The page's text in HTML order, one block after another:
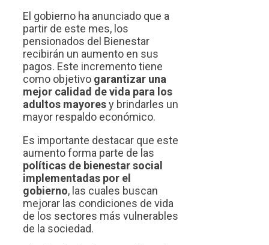
El gobierno ha anunciado que a
partir de este mes, los
pensionados del Bienestar
recibirán un aumento en sus
pagos. Este incremento tiene
como objetivo garantizar una
mejor calidad de vida para los
adultos mayoresy brindarles un
mayor respaldo económico.
Es importante destacar que este
aumento forma parte de las
políticas de bienestar social
implementadas por el
gobierno, las cuales buscan
mejorar las condiciones de vida
de los sectores más vulnerables
de la sociedad.